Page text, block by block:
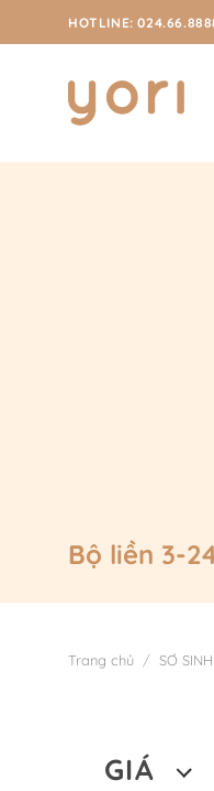
đến
HOTLINE:
Bộ liền 3-
Trang chủ / SƠ
GIÁ